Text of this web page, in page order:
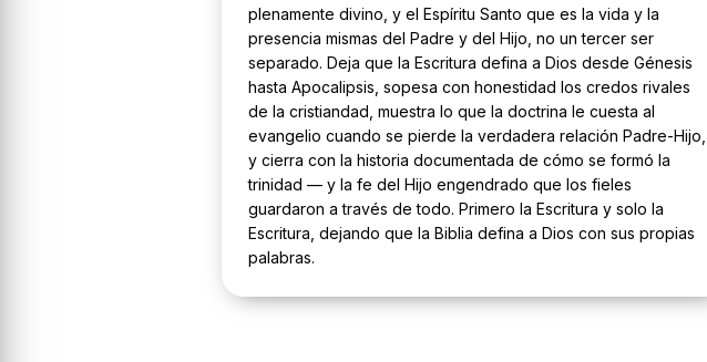
plenamente divino, y el Espíritu Santo que es la vida y la
presencia mismas del Padre y del Hijo, no un tercer ser
separado. Deja que la Escritura defina a Dios desde Génesis
hasta Apocalipsis, sopesa con honestidad los credos rivales
de la cristiandad, muestra lo que la doctrina le cuesta al
evangelio cuando se pierde la verdadera relación Padre-Hijo,
y cierra con la historia documentada de cómo se formó la
trinidad — y la fe del Hijo engendrado que los fieles
guardaron a través de todo. Primero la Escritura y solo la
Escritura, dejando que la Biblia defina a Dios con sus propias
palabras.